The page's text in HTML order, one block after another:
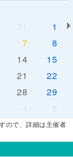
1
7
8
14
15
21
22
28
29
5
ので、詳細は主催者